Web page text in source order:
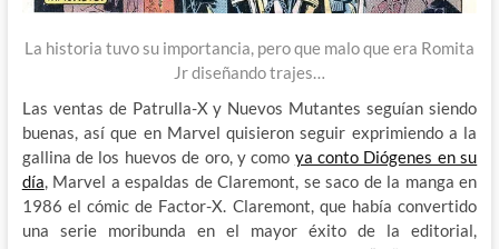
La historia tuvo su importancia, pero que malo que era Romita
Jr diseñando trajes…
Las ventas de Patrulla-X y Nuevos Mutantes seguían siendo
buenas, así que en Marvel quisieron seguir exprimiendo a la
gallina de los huevos de oro, y como ya conto Diógenes en su
día, Marvel a espaldas de Claremont, se saco de la manga en
1986 el cómic de Factor-X. Claremont, que había convertido
una serie moribunda en el mayor éxito de la editorial,